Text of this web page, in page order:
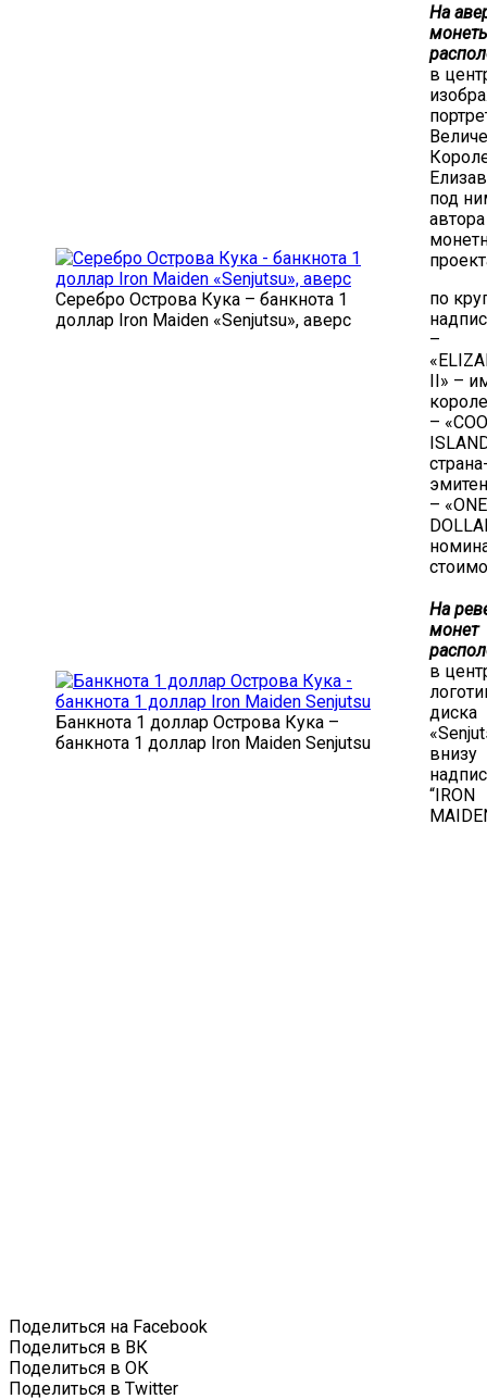
Серебро Острова Кука – банкнота 1
доллар Iron Maiden «Senjutsu», аверс
На
в
под
автора
по
–
II» –
–
– «ONE
Банкнота 1 доллар Острова Кука –
банкнота 1 доллар Iron Maiden Senjutsu
На
монет
в
диска
внизу
“IRON
Поделиться на Facebook
Поделиться в ВК
Поделиться в ОК
Поделиться в Twitter